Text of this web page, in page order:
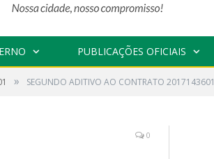
PUBLICAÇÕES OFICIAIS
» SEGUNDO ADITIVO AO CONTRATO 2017143601
0